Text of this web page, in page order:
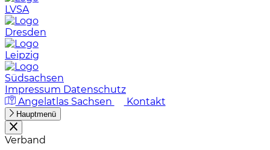
LVSA
Dresden
Leipzig
Südsachsen
Impressum Datenschutz
Angelatlas Sachsen
Kontakt
Hauptmenü
Verband